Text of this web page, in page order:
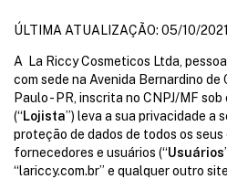
ÚLTIMA ATUALIZAÇÃO: 05/10/2021
A La Riccy Cosmeticos Ltda,
com sede na Avenida Bernardino de
Paulo - PR, inscrita no CNPJ/MF
(“Lojista”) leva a sua privacidade a
proteção de dados de todos os
fornecedores e usuários (“Usuários
“lariccy.com.br” e qualquer outro